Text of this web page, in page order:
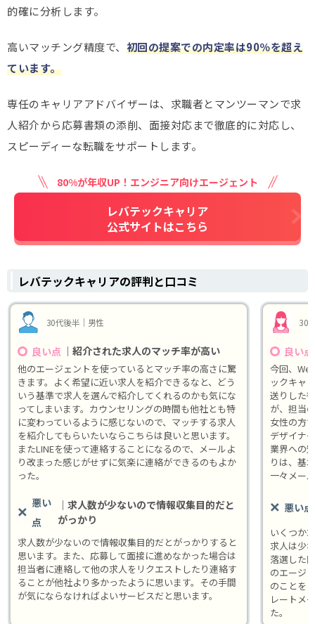
的確に分析します。
高いマッチング精度で、 初回の提案での内定率は90％を超え
ています。
専任のキャリアアドバイザーは、求職者とマンツーマンで求
人紹介から応募書類の添削、面接対応まで徹底的に対応し、
スピーディーな転職をサポートします。
80%が年収UP！エンジニア向けエージェント
レバテックキャリア
公式サイトはこちら
レバテックキャリアの評判と口コミ
30代後半｜男性
良い点 ｜紹介された求人のマッチ率が高い
他のエージェントを使っているとマッチ率の高さに驚
きます。よく希望に近い求人を紹介できるなと、どう
いう基準で求人を選んで紹介してくれるのかも気にな
ってしまいます。カウンセリングの時間も他社とも特
に変わっているように感じないので、マッチする求人
を紹介してもらいたいならこちらは良いと思います。
またLINEを使って連絡することになるので、メールよ
り改まった感じがせずに気楽に連絡ができるのもよか
った。
悪い
点
｜求人数が少ないので情報収集目的だと
がっかり
求人数が少ないので情報収集目的だとがっかりすると
思います。また、応募して面接に進めなかった場合は
担当者に連絡して他の求人をリクエストしたり連絡す
ることが他社より多かったように思います。その手間
が気にならなければよいサービスだと思います。
30
良い点
今回、
ックキャ
送りした
が、担当
女性の方
デザイナ
業界への
りは、基
一々メー
悪い点
いくつか
求人は少
落選した
のエージ
のことを
レートメ
た。